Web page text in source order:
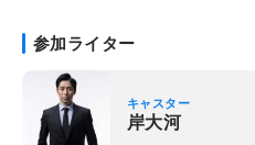
参加ライター
キャスター
岸大河